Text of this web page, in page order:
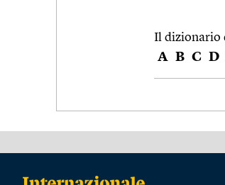
Il dizionario
A B C D